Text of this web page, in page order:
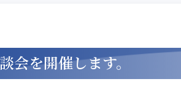
会を開催します。